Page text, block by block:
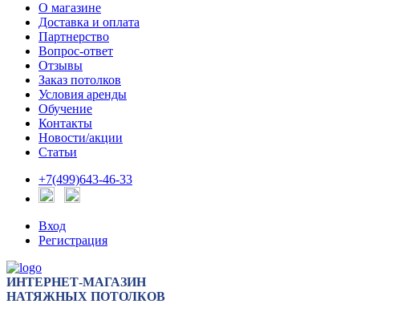
О магазине
Доставка и оплата
Партнерство
Вопрос-ответ
Отзывы
Заказ потолков
Условия аренды
Обучение
Контакты
Новости/акции
Статьи
+7(499)643-46-33
Вход
Регистрация
ИНТЕРНЕТ-МАГАЗИН
НАТЯЖНЫХ ПОТОЛКОВ